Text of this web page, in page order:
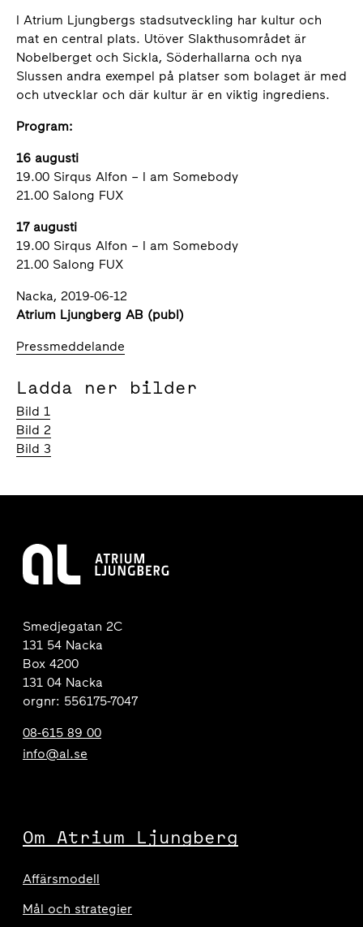
I Atrium Ljungbergs stadsutveckling har kultur och
mat en central plats. Utöver Slakthusområdet är
Nobelberget och Sickla, Söderhallarna och nya
Slussen andra exempel på platser som bolaget är med
och utvecklar och där kultur är en viktig ingrediens.
Program:
16 augusti
19.00 Sirqus Alfon – I am Somebody
21.00 Salong FUX
17 augusti
19.00 Sirqus Alfon – I am Somebody
21.00 Salong FUX
Nacka, 2019-06-12
Atrium Ljungberg AB (publ)
Pressmeddelande
Ladda ner bilder
Bild 1
Bild 2
Bild 3
Smedjegatan 2C
131 54 Nacka
Box 4200
131 04 Nacka
orgnr: 556175-7047
08-615 89 00
info@al.se
Om Atrium Ljungberg
Affärsmodell
Mål och strategier